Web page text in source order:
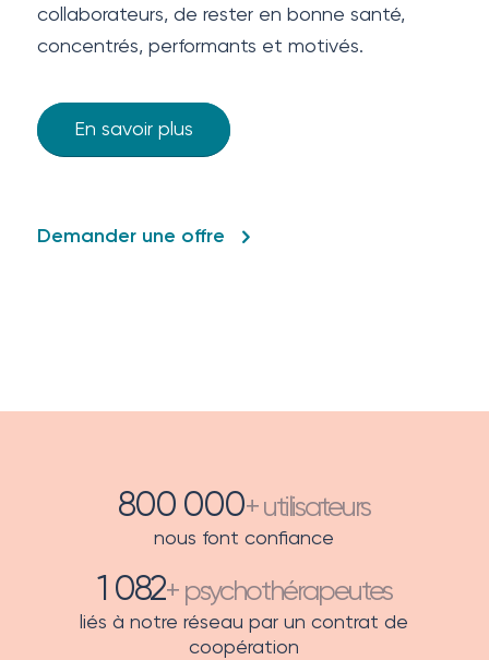
collaborateurs, de rester en bonne santé,
concentrés, performants et motivés.
En savoir plus
Demander une offre
800 000+ utilisateurs
nous font confiance
1 082+ psychothérapeutes
liés à notre réseau par un contrat de
coopération